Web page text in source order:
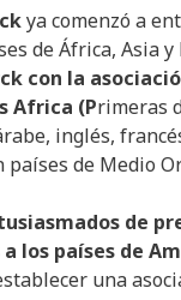
ya comenzó a
de África, Asia
con la
Africa (Primeras
inglés,
de Medio
de
los países de
una